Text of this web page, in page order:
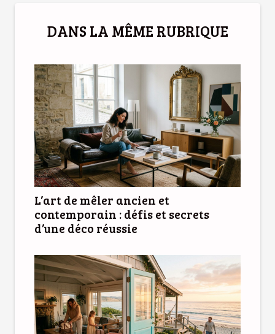
DANS LA MÊME RUBRIQUE
L’art de mêler ancien et
contemporain : défis et secrets
d’une déco réussie